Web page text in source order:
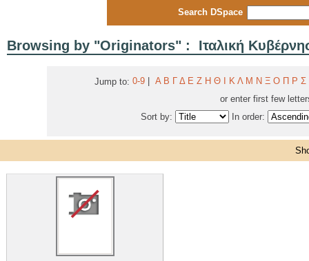
Search DSpace
Browsing by "Originators" : Ιταλική
Jump to: 0-9 Α Β Γ Δ Ε Ζ Η Θ Κ Λ Μ Ν Ξ Ο Π Ρ Σ
or enter first few
Sort by:
In order: